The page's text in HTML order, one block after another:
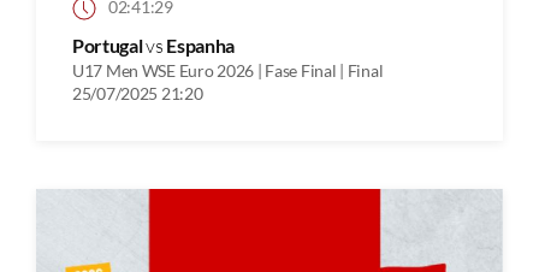
02:41:29
Portugalvs Espanha
U17 Men WSE Euro 2026 | Fase Final | Final
25/07/2025 21:20